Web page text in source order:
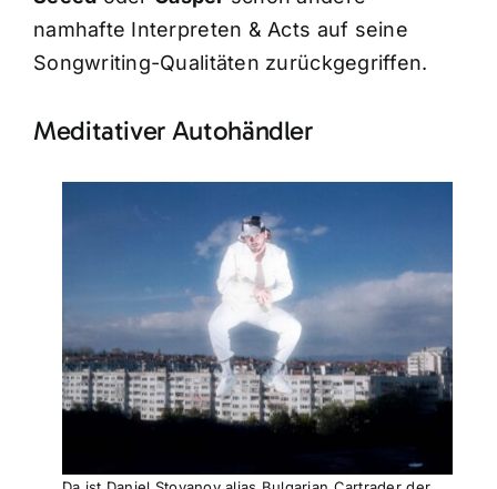
namhafte Interpreten & Acts auf seine
Songwriting-Qualitäten zurückgegriffen.
Meditativer Autohändler